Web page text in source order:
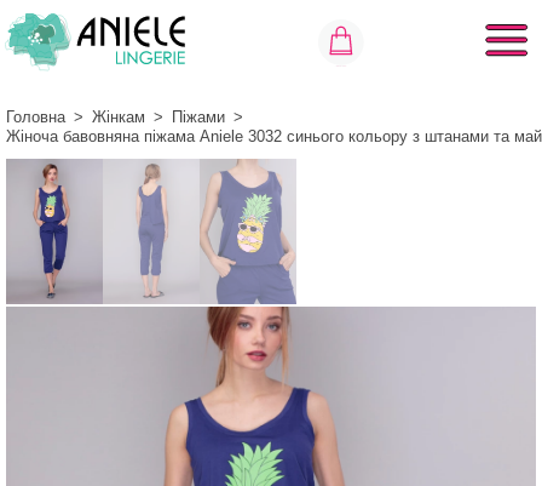
Головна > Жінкам > Піжами >
Жіноча бавовняна піжама Aniele 3032 синього кольору з штанами та